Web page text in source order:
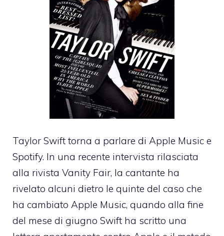
Taylor Swift torna a parlare di Apple Music e
Spotify. In una recente intervista rilasciata
alla rivista Vanity Fair, la cantante ha
rivelato alcuni dietro le quinte del caso che
ha cambiato Apple Music, quando alla fine
del mese di giugno Swift ha scritto una